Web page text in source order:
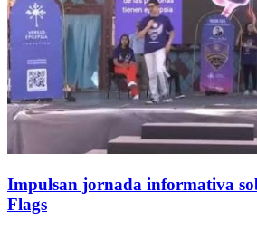
Impulsan jornada informativa
Flags